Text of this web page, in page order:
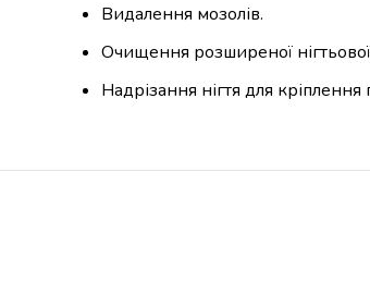
Видалення мозолів.
Очищення розширеної
Надрізання нігтя для кріплення